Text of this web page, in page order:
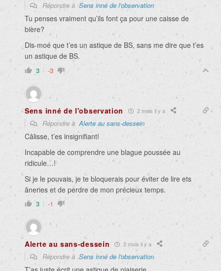
Répondre àSens inné de l'observation
Tu penses vraiment qu’ils font ça pour une caisse de
bière?
Dis-moé que t’es un astique de BS, sans me dire que t’es
un astique de BS.
3 -3
Sens inné de l'observation 2 mois il y a
Répondre àAlerte au sans-dessein
Câlisse, t’es insignifiant!
Incapable de comprendre une blague poussée au
ridicule…!
Si je le pouvais, je te bloquerais pour éviter de lire ets
âneries et de perdre de mon précieux temps.
3 -1
Alerte au sans-dessein 2 mois il y a
Répondre àSens inné de l'observation